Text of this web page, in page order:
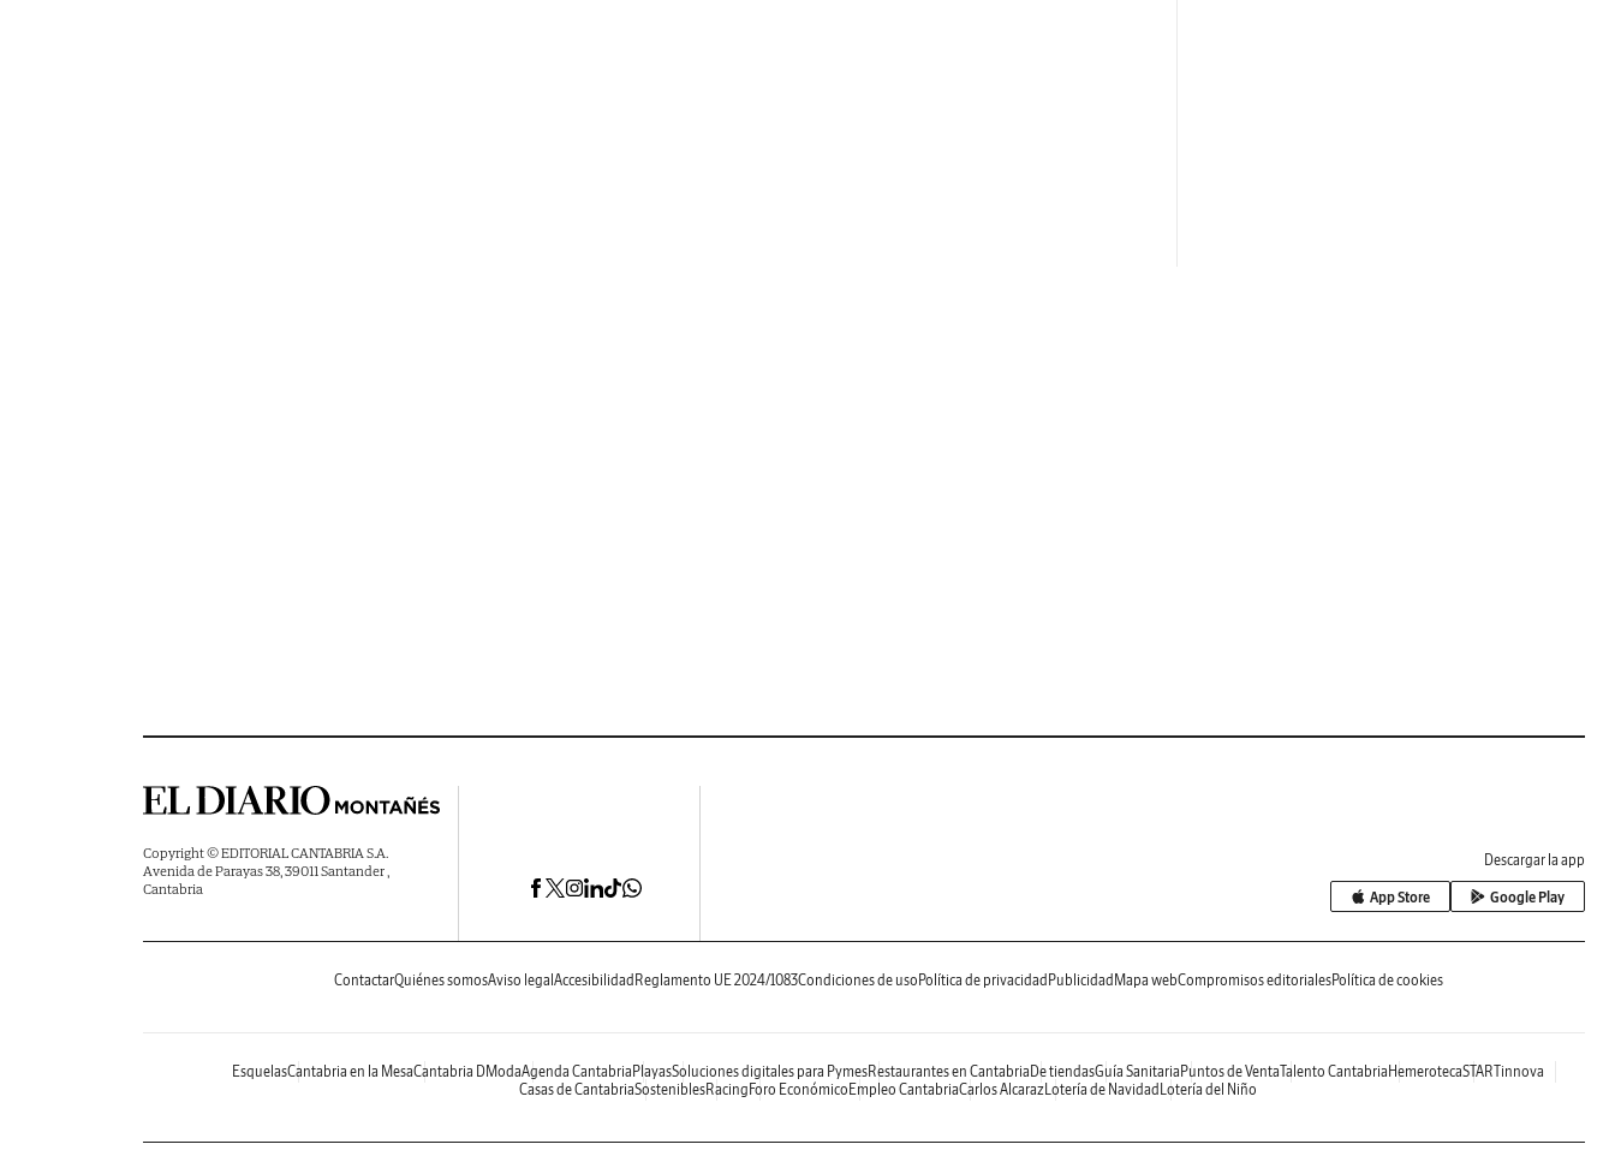
Copyright © EDITORIAL CANTABRIA S.A.
Avenida de Parayas 38, 39011 Santander ,
Cantabria
Descargar la app
App Store Google Play
ContactarQuiénes somosAviso legal Accesibilidad Reglamento UE 2024/1083Condiciones de uso Política de privacidad Publicidad Mapa webCompromisos editorialesPolítica de cookies
EsquelasCantabria en la MesaCantabria DModaAgenda Cantabria PlayasSoluciones digitales para PymesRestaurantes en Cantabria De tiendasGuía Sanitaria Puntos de VentaTalento Cantabria HemerotecaSTARTinnova
Casas de CantabriaSosteniblesRacing Foro Económico Empleo CantabriaCarlos AlcarazLotería de Navidad Lotería del Niño